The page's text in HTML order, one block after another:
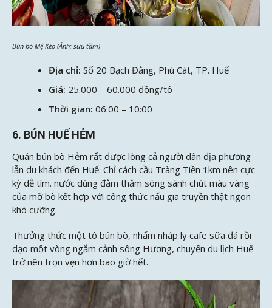
Bún bò Mệ Kéo (Ảnh: sưu tầm)
Địa chỉ: Số 20 Bạch Đằng, Phú Cát, TP. Huế
Giá: 25.000 – 60.000 đồng/tô
Thời gian: 06:00 – 10:00
6. BÚN HUẾ HẺM
Quán bún bò Hẻm rất được lòng cả người dân địa phương
lẫn du khách đến Huế. Chỉ cách cầu Tràng Tiền 1km nên cực
kỳ dễ tìm. nước dùng đằm thắm sóng sánh chút màu vàng
của mỡ bò kết hợp với công thức nấu gia truyền thật ngon
khó cưỡng.
Thưởng thức một tô bún bò, nhấm nháp ly cafe sữa đá rồi
dạo một vòng ngắm cảnh sông Hương, chuyến du lịch Huế
trở nên trọn vẹn hơn bao giờ hết.